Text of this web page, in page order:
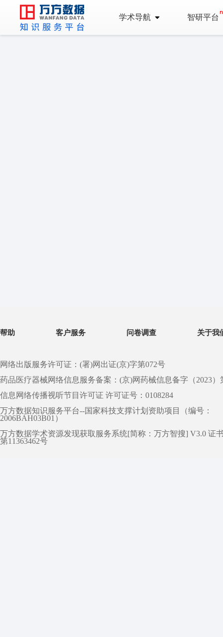
学术导航 智研平台
帮助 客户服务 问卷调查 关于我
网络出版服务许可证：(署)网出证(京)字第072号
药品医疗器械网络信息服务备案：(京)网药械信息备字（2023）
信息网络传播视听节目许可证 许可证号：0108284
万方数据知识服务平台--国家科技支撑计划资助项目（编号：
2006BAH03B01）
万方数据学术资源发现获取服务系统[简称：万方智搜] V3.0 证
第11363462号